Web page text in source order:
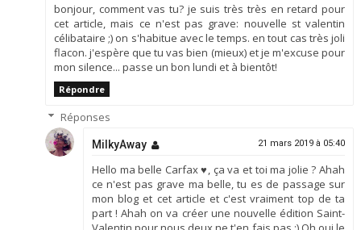
bonjour, comment vas tu? je suis très très en retard pour
cet article, mais ce n'est pas grave: nouvelle st valentin
célibataire ;) on s'habitue avec le temps. en tout cas très joli
flacon. j'espère que tu vas bien (mieux) et je m'excuse pour
mon silence... passe un bon lundi et à bientôt!
Répondre
Réponses
MilkyAway 21 mars 2019 à 05:40
Hello ma belle Carfax ♥, ça va et toi ma jolie ? Ahah
ce n'est pas grave ma belle, tu es de passage sur
mon blog et cet article et c'est vraiment top de ta
part ! Ahah on va créer une nouvelle édition Saint-